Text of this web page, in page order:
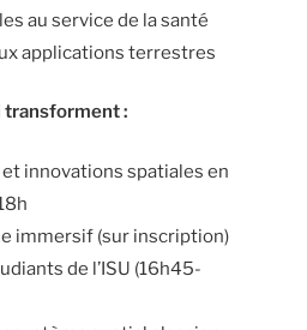
au service de la santé
applications terrestres
transforment :
innovations spatiales en
immersif (sur inscription)
de l’ISU (16h45-